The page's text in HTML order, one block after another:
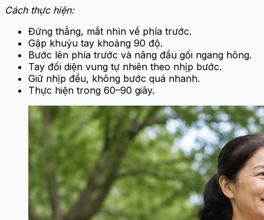
Cách thực hiện:
Đứng thẳng, mắt nhìn về phía trước.
Gập khuỷu tay khoảng 90 độ.
Bước lên phía trước và nâng đầu gối ngang hông.
Tay đối diện vung tự nhiên theo nhịp bước.
Giữ nhịp đều, không bước quá nhanh.
Thực hiện trong 60–90 giây.